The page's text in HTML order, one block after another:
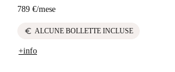
789 €/mese
euro ALCUNE BOLLETTE INCLUSE
+info